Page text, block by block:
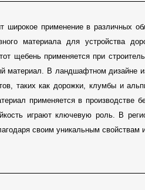
широкое применение в различных
материала для устройства
щебень применяется при
материал. В ландшафтном дизайне
таких как дорожки, клумбы и
применяется в производстве
играют ключевую роль. В
своим уникальным свойствам